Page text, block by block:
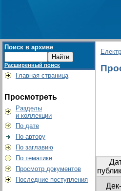
Поиск в архиве
Расширенный поиск
Главная страница
Просмотреть
Разделы
и коллекции
По дате
По автору
По заглавию
По тематике
Просмотр документов
Последние поступления